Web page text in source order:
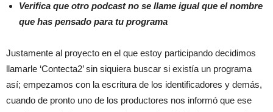
Verifica que otro podcast no se llame igual que el nombre
que has pensado para tu programa
Justamente al proyecto en el que estoy participando decidimos
llamarle ‘Contecta2’ sin siquiera buscar si existía un programa
así; empezamos con la escritura de los identificadores y demás,
cuando de pronto uno de los productores nos informó que ese